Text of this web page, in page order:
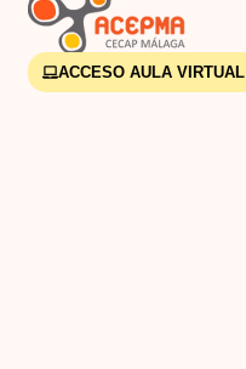
ACCESO AULA VIRTUAL